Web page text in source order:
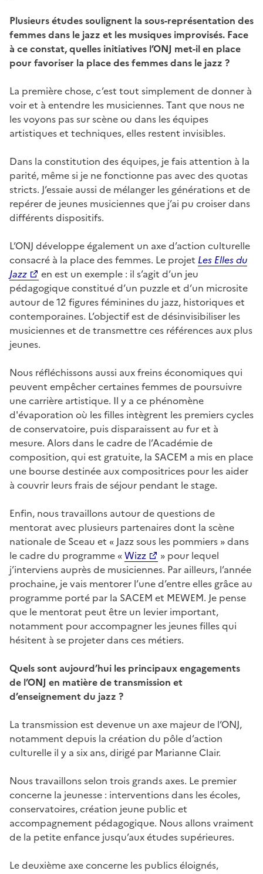
Plusieurs études soulignent la sous-représentation des
femmes dans le jazz et les musiques improvisés. Face
à ce constat, quelles initiatives l’ONJ met-il en place
pour favoriser la place des femmes dans le jazz ?
La première chose, c’est tout simplement de donner à
voir et à entendre les musiciennes. Tant que nous ne
les voyons pas sur scène ou dans les équipes
artistiques et techniques, elles restent invisibles.
Dans la constitution des équipes, je fais attention à la
parité, même si je ne fonctionne pas avec des quotas
stricts. J’essaie aussi de mélanger les générations et de
repérer de jeunes musiciennes que j’ai pu croiser dans
différents dispositifs.
L’ONJ développe également un axe d’action culturelle
consacré à la place des femmes. Le projet Les Elles du
Jazz
en est un exemple : il s’agit d’un jeu
pédagogique constitué d’un puzzle et d’un microsite
autour de 12 figures féminines du jazz, historiques et
contemporaines. L’objectif est de désinvisibiliser les
musiciennes et de transmettre ces références aux plus
jeunes.
Nous réfléchissons aussi aux freins économiques qui
peuvent empêcher certaines femmes de poursuivre
une carrière artistique. Il y a ce phénomène
d'évaporation où les filles intègrent les premiers cycles
de conservatoire, puis disparaissent au fur et à
mesure. Alors dans le cadre de l’Académie de
composition, qui est gratuite, la SACEM a mis en place
une bourse destinée aux compositrices pour les aider
à couvrir leurs frais de séjour pendant le stage.
Enfin, nous travaillons autour de questions de
mentorat avec plusieurs partenaires dont la scène
nationale de Sceau et « Jazz sous les pommiers » dans
le cadre du programme «Wizz
» pour lequel
j’interviens auprès de musiciennes. Par ailleurs, l’année
prochaine, je vais mentorer l’une d’entre elles grâce au
programme porté par la SACEM et MEWEM. Je pense
que le mentorat peut être un levier important,
notamment pour accompagner les jeunes filles qui
hésitent à se projeter dans ces métiers.
Quels sont aujourd’hui les principaux engagements
de l’ONJ en matière de transmission et
d’enseignement du jazz ?
La transmission est devenue un axe majeur de l’ONJ,
notamment depuis la création du pôle d’action
culturelle il y a six ans, dirigé par Marianne Clair.
Nous travaillons selon trois grands axes. Le premier
concerne la jeunesse : interventions dans les écoles,
conservatoires, création jeune public et
accompagnement pédagogique. Nous allons vraiment
de la petite enfance jusqu’aux études supérieures.
Le deuxième axe concerne les publics éloignés,